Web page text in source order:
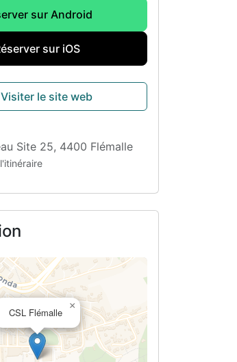
sur Android
sur iOS
Visiter le site web
Site 25, 4400 Flémalle
CSL Flémalle
×